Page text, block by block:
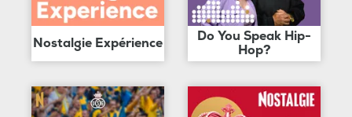
Nostalgie Expérience
Do You Speak Hip-
Hop?